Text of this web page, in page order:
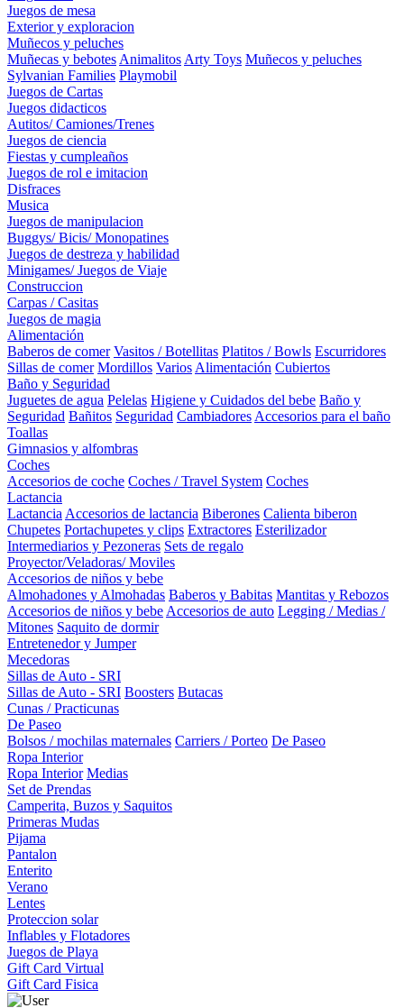
Juegos de mesa
Exterior y exploracion
Muñecos y peluches
Muñecas y bebotes Animalitos Arty Toys Muñecos y peluches
Sylvanian Families Playmobil
Juegos de Cartas
Juegos didacticos
Autitos/ Camiones/Trenes
Juegos de ciencia
Fiestas y cumpleaños
Juegos de rol e imitacion
Disfraces
Musica
Juegos de manipulacion
Buggys/ Bicis/ Monopatines
Juegos de destreza y habilidad
Minigames/ Juegos de Viaje
Construccion
Carpas / Casitas
Juegos de magia
Alimentación
Baberos de comer Vasitos / Botellitas Platitos / Bowls Escurridores
Sillas de comer Mordillos Varios Alimentación Cubiertos
Baño y Seguridad
Juguetes de agua Pelelas Higiene y Cuidados del bebe Baño y
Seguridad Bañitos Seguridad Cambiadores Accesorios para el baño
Toallas
Gimnasios y alfombras
Coches
Accesorios de coche Coches / Travel System Coches
Lactancia
Lactancia Accesorios de lactancia Biberones Calienta biberon
Chupetes Portachupetes y clips Extractores Esterilizador
Intermediarios y Pezoneras Sets de regalo
Proyector/Veladoras/ Moviles
Accesorios de niños y bebe
Almohadones y Almohadas Baberos y Babitas Mantitas y Rebozos
Accesorios de niños y bebe Accesorios de auto Legging / Medias /
Mitones Saquito de dormir
Entretenedor y Jumper
Mecedoras
Sillas de Auto - SRI
Sillas de Auto - SRI Boosters Butacas
Cunas / Practicunas
De Paseo
Bolsos / mochilas maternales Carriers / Porteo De Paseo
Ropa Interior
Ropa Interior Medias
Set de Prendas
Camperita, Buzos y Saquitos
Primeras Mudas
Pijama
Pantalon
Enterito
Verano
Lentes
Proteccion solar
Inflables y Flotadores
Juegos de Playa
Gift Card Virtual
Gift Card Fisica